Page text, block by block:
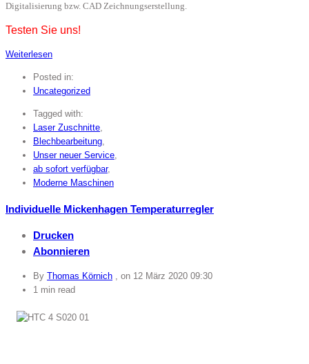
Digitalisierung bzw. CAD Zeichnungserstellung.
Testen Sie uns!
Weiterlesen
Posted in:
Uncategorized
Tagged with:
Laser Zuschnitte,
Blechbearbeitung,
Unser neuer Service,
ab sofort verfügbar,
Moderne Maschinen
Individuelle Mickenhagen Temperaturregler
Drucken
Abonnieren
By Thomas Körnich , on 12 März 2020 09:30
1 min read